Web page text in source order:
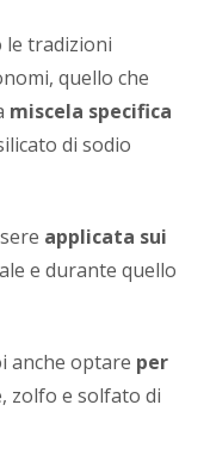
le tradizioni
quello che
miscela specifica
di sodio
applicata sui
e durante quello
anche optare per
zolfo e solfato di